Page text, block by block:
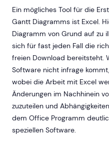
Ein mögliches Tool für die
Gantt Diagramms ist Excel.
Diagramm von Grund auf zu
sich für fast jeden Fall die
freien Download bereitsteht.
Software nicht infrage
wobei die Arbeit mit Excel
Änderungen im Nachhinein
zuzuteilen und
dem Office Programm
speziellen Software.